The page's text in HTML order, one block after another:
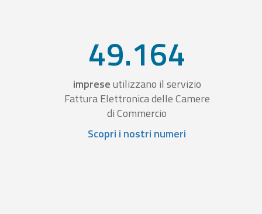
49.164
impreseutilizzano il servizio
Fattura Elettronica delle Camere
di Commercio
Scopri i nostri numeri